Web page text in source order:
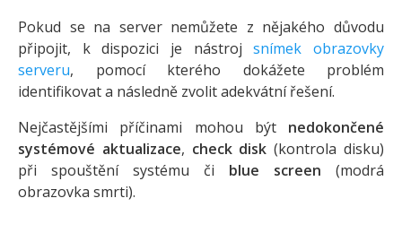
Pokud se na server nemůžete z nějakého důvodu
připojit, k dispozici je nástrojsnímek obrazovky
serveru, pomocí kterého dokážete problém
identifikovat a následně zvolit adekvátní řešení.
Nejčastějšími příčinami mohou být nedokončené
systémové aktualizace, check disk (kontrola disku)
při spouštění systému či blue screen (modrá
obrazovka smrti).